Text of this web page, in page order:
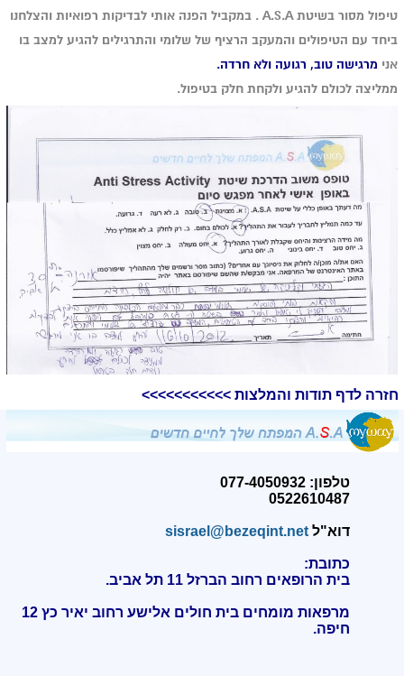
טיפול מסור בשיטת A.S.A . במקביל הפנה אותי לבדיקות רפואיות והצלחנו
ביחד עם הטיפולים והמעקב הרציף של שלומי והתרגילים להגיע למצב בו
אני מרגישה טוב, רגועה ולא חרדה.
ממליצה לכולם להגיע ולקחת חלק בטיפול.
חזרה לדף תודות והמלצות >>>>>>>>>>>
טלפון: 077-4050932
0522610487
דוא"לsisrael@bezeqint.net
כתובת:
בית הרופאים רחוב הברזל 11 תל אביב.
מרפאות מומחים בית חולים אלישע רחוב יאיר כץ 12
חיפה.